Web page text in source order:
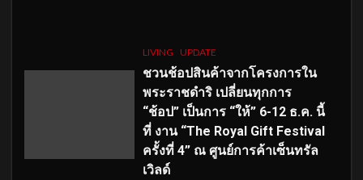
LIVING UPDATE
ชวนช้อปสินค้าจากโครงการใน
พระราชดำริ เปลี่ยนทุกการ
“ช้อป” เป็นการ “ให้” 6-12 ธ.ค. นี้
ที่ งาน “The Royal Gift Festival
ครั้งที่ 4” ณ ศูนย์การค้าเซ็นทรัล
เวิลด์